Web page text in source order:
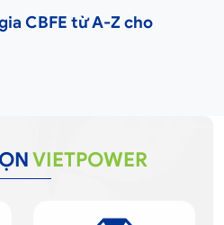
CBFE từ A-Z cho
VIETPOWER